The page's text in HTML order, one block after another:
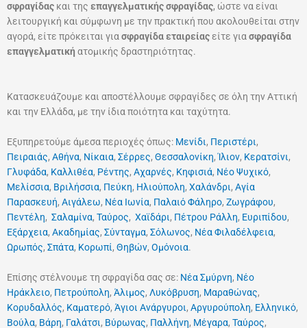
σφραγίδας και της επαγγελματικής σφραγίδας, ώστε να είναι
λειτουργική και σύμφωνη με την πρακτική που ακολουθείται στην
αγορά, είτε πρόκειται γιασφραγίδα εταιρείαςείτε γιασφραγίδα
επαγγελματική ατομικής δραστηριότητας.
Κατασκευάζουμε και αποστέλλουμε σφραγίδες σε όλη την Αττική
και την Ελλάδα, με την ίδια ποιότητα και ταχύτητα.
Εξυπηρετούμε άμεσα περιοχές όπως: Μενίδι, Περιστέρι,
Πειραιάς, Αθήνα, Νίκαια, Σέρρες, Θεσσαλονίκη,Ίλιον, Κερατσίνι,
Γλυφάδα, Καλλιθέα, Ρέντης, Αχαρνές, Κηφισιά, Νέο Ψυχικό,
Μελίσσια, Βριλήσσια, Πεύκη, Ηλιούπολη, Χαλάνδρι, Αγία
Παρασκευή, Αιγάλεω, Νέα Ιωνία, Παλαιό Φάληρο, Ζωγράφου,
Πεντέλη, Σαλαμίνα, Ταύρος, Χαϊδάρι, Πέτρου Ράλλη, Ευριπίδου,
Εξάρχεια, Ακαδημίας, Σύνταγμα, Σόλωνος, Νέα Φιλαδέλφεια,
Ωρωπός, Σπάτα, Κορωπί, Θηβών, Ομόνοια.
Επίσης στέλνουμε τη σφραγίδα σας σε: Νέα Σμύρνη, Νέο
Ηράκλειο, Πετρούπολη, Άλιμος, Λυκόβρυση, Μαραθώνας,
Κορυδαλλός, Καματερό, Άγιοι Ανάργυροι, Αργυρούπολη, Ελληνικό,
Βούλα, Βάρη, Γαλάτσι, Βύρωνας, Παλλήνη, Μέγαρα, Ταύρος,